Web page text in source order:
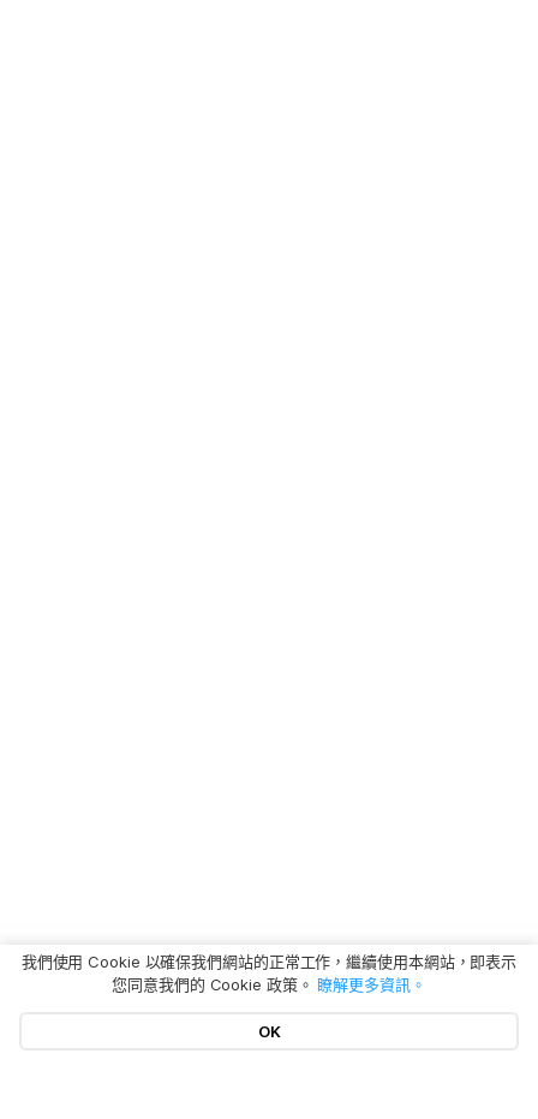
我們使用 Cookie 以確保我們網站的正常工作，繼續使用本網站，即表示
您同意我們的 Cookie 政策。 瞭解更多資訊。
OK